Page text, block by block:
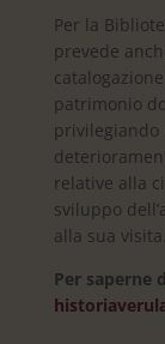
Per la
prevede
patrimonio
privilegiando
relative alla
sviluppo
alla sua visita.
Per saperne